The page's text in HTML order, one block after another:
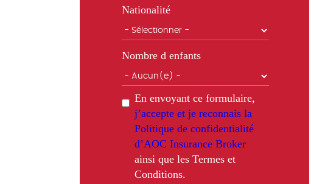
Nationalité
Nombre d enfants
En envoyant ce formulaire,
j’accepte et je reconnais la
Politique de confidentialité
d’AOC Insurance Broker
ainsi que les Termes et
Conditions.